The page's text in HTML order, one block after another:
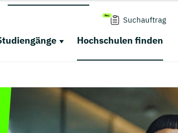
Suchauftrag
Hochschulen finden